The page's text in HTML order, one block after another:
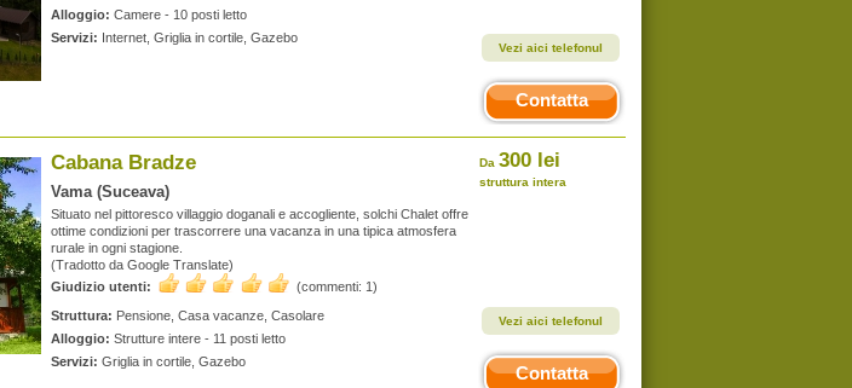
Alloggio: Camere - 10 posti letto
Servizi: Internet, Griglia in cortile, Gazebo
Vezi aici telefonul
Contatta
Cabana Bradze
Vama (Suceava)
Situato nel pittoresco villaggio doganali e accogliente, solchi Chalet offre
ottime condizioni per trascorrere una vacanza in una tipica atmosfera
rurale in ogni stagione.
(Tradotto da Google Translate)
Giudizio utenti:
(commenti: 1)
Struttura: Pensione, Casa vacanze, Casolare
Alloggio: Strutture intere - 11 posti letto
Servizi: Griglia in cortile, Gazebo
Da 300 lei
struttura intera
Vezi aici telefonul
Contatta